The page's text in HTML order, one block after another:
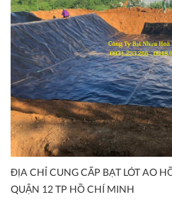
ĐỊA CHỈ CUNG CẤP BẠT LÓT AO
QUẬN 12 TP HỒ CHÍ MINH